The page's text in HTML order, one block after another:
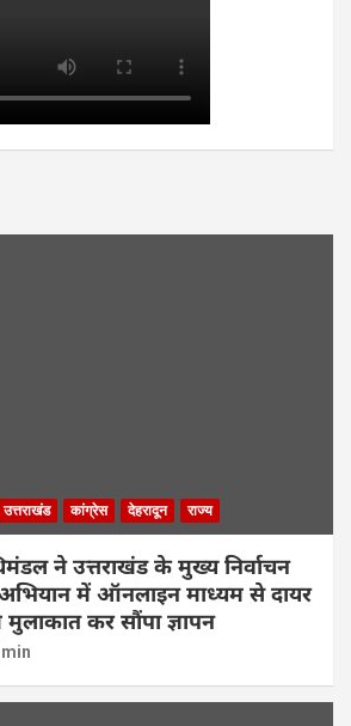
उत्तराखंड कांग्रेस देहरादून राज्य
ने उत्तराखंड के मुख्य निर्वाचन
में ऑनलाइन माध्यम से दायर
कर सौंपा ज्ञापन